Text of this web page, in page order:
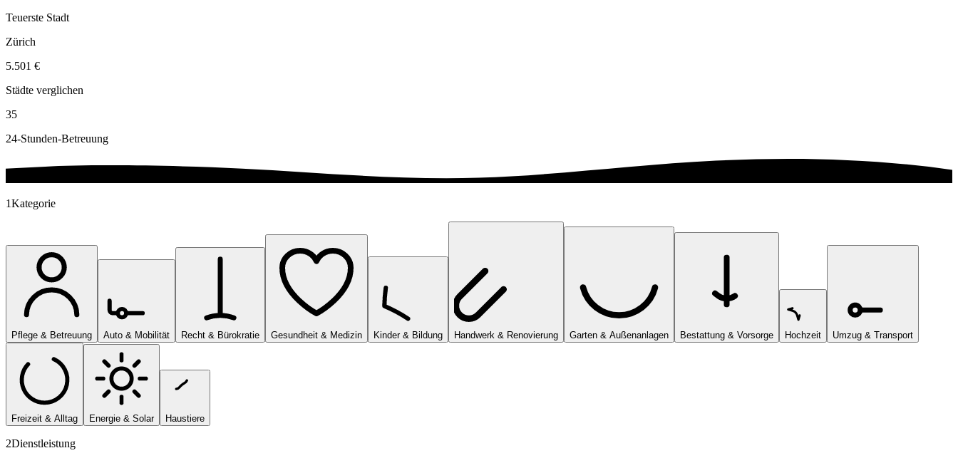
Teuerste Stadt
Zürich
5.501 €
Städte verglichen
35
24-Stunden-Betreuung
1Kategorie
Pflege & Betreuung Auto & Mobilität Recht & Bürokratie Gesundheit & Medizin Kinder & Bildung Handwerk & Renovierung Garten & Außenanlagen Bestattung & Vorsorge Hochzeit Umzug & Transport
Freizeit & Alltag Energie & Solar Haustiere
2Dienstleistung